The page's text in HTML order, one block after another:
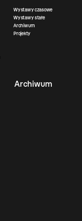
Wystawy czasowe
Wystawy stałe
Archiwum
Projekty
Archiwum